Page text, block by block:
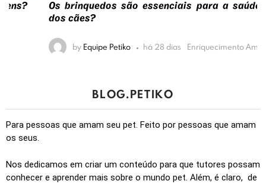
Os brinquedos são essenciais para a saúde mental
dos cães?
Equipe Petiko há 28 dias Enriquecimento Ambiental
BLOG.PETIKO
Para pessoas que amam seu pet. Feito por pessoas que amam
os seus.
Nos dedicamos em criar um conteúdo para que tutores possam
conhecer e aprender mais sobre o mundo pet. Além, é claro, de